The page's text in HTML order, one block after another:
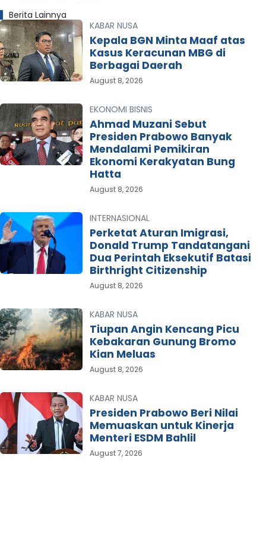
Berita Lainnya
KABAR NUSA
Kepala BGN Minta Maaf atas
Kasus Keracunan MBG di
Berbagai Daerah
August 8, 2026
EKONOMI BISNIS
Ahmad Muzani Sebut
Presiden Prabowo Banyak
Mendalami Pemikiran
Ekonomi Kerakyatan Bung
Hatta
August 8, 2026
INTERNASIONAL
Perketat Aturan Imigrasi,
Donald Trump Tandatangani
Dua Perintah Eksekutif Batasi
Birthright Citizenship
August 8, 2026
KABAR NUSA
Tiupan Angin Kencang Picu
Kebakaran Gunung Bromo
Kian Meluas
August 8, 2026
KABAR NUSA
Presiden Prabowo Beri Nilai
Memuaskan untuk Kinerja
Menteri ESDM Bahlil
August 7, 2026